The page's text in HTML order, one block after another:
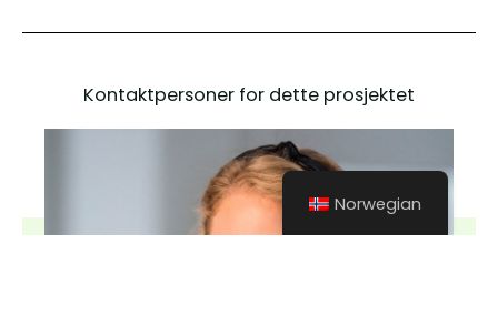
Kontaktpersoner for dette prosjektet
Norwegian